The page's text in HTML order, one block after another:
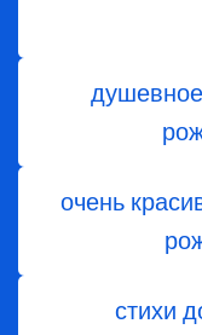
очень
стихи